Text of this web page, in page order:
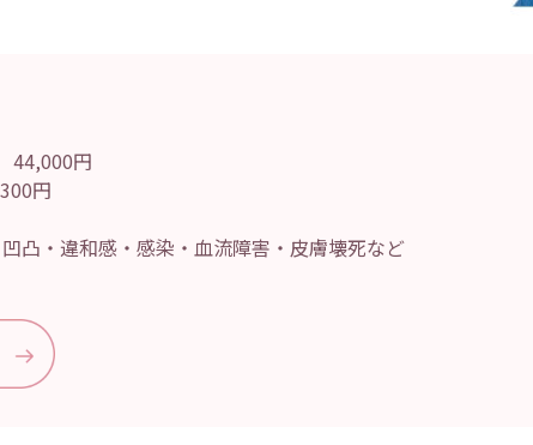
44,000円
円
凸・違和感・感染・血流障害・皮膚壊死など